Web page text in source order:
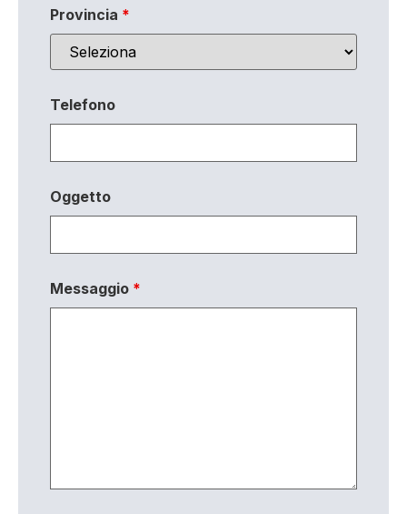
Provincia *
Telefono
Oggetto
Messaggio *